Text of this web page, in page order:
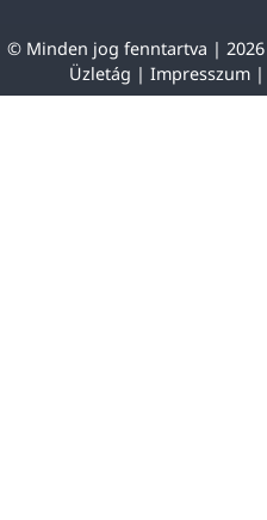
© Minden jog fenntartva | 2026
Üzletág | Impresszum |